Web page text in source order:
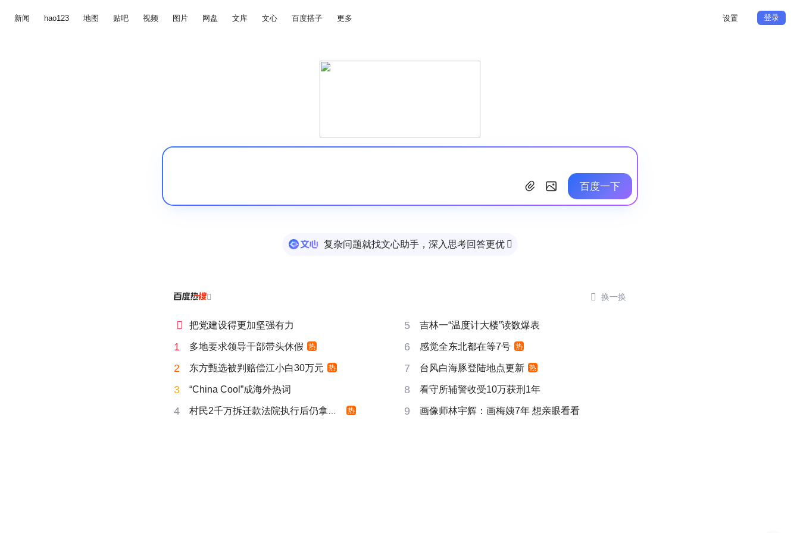
新闻 hao123 地图 贴吧 视频 图片 网盘 文库 文心 百度搭子 更多 设置 登录
百度一下
复杂问题就找文心助手，深入思考回答更优 
  换一换
 把党建设得更加坚强有力 5 吉林一“温度计大楼”读数爆表
1 多地要求领导干部带头休假 热 6 感觉全东北都在等7号 热
2 东方甄选被判赔偿江小白30万元 热 7 台风白海豚登陆地点更新 热
3 “China Cool”成海外热词 8 看守所辅警收受10万获刑1年
4 村民2千万拆迁款法院执行后仍拿不到 热 9 画像师林宇辉：画梅姨7年 想亲眼看看